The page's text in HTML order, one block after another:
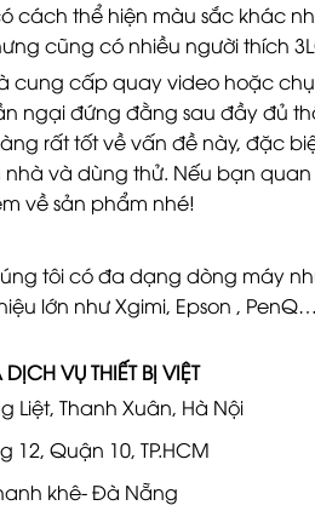
cách thể hiện màu sắc khác
cũng có nhiều người thích
cung cấp quay video hoặc
ngại đứng đằng sau đầy đủ
rất tốt về vấn đề này, đặc
và dùng thử. Nếu bạn
về sản phẩm nhé!
tôi có đa dạng dòng máy
lớn như Xgimi, Epson ,
VỤ THIẾT BỊ VIỆT
Liệt, Thanh Xuân, Hà Nội
12, Quận 10, TP.HCM
khê- Đà Nẵng